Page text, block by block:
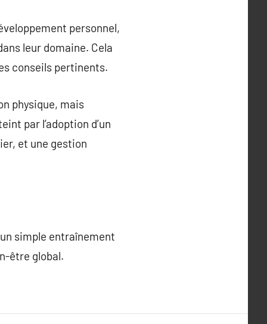
personnel,
leur domaine. Cela
conseils pertinents.
physique, mais
par l’adoption d’un
et une gestion
simple entraînement
être global.